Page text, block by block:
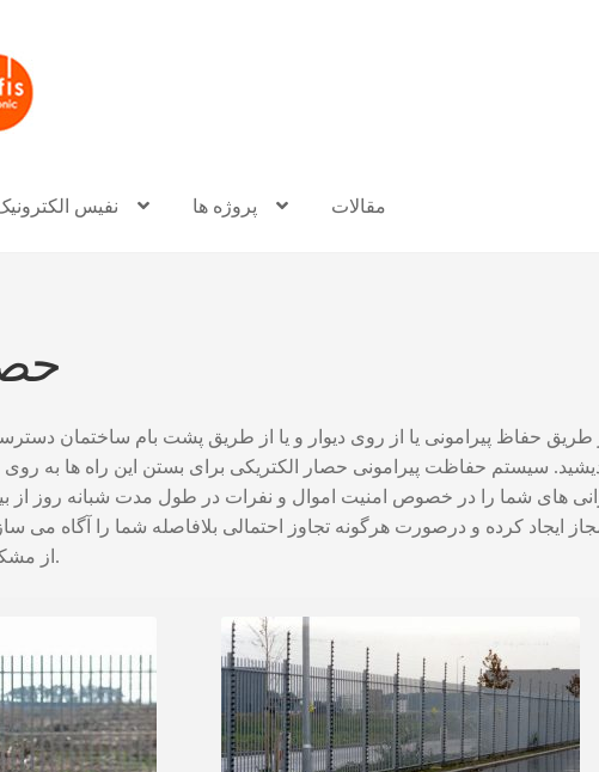
نفیس پروژه ها مقالات
طریق حفاظ پیرامونی یا از روی دیوار و یا از طریق پشت بام ساختمان
سیستم حفاظت پیرامونی حصار الکتریکی برای بستن این راه ها به
های شما را در خصوص امنیت اموال و نفرات در طول مدت شبانه روز
ایجاد کرده و درصورت هرگونه تجاوز احتمالی بلافاصله شما را آگاه می
از مشکلات امنیتی شما حل خواهد شد.